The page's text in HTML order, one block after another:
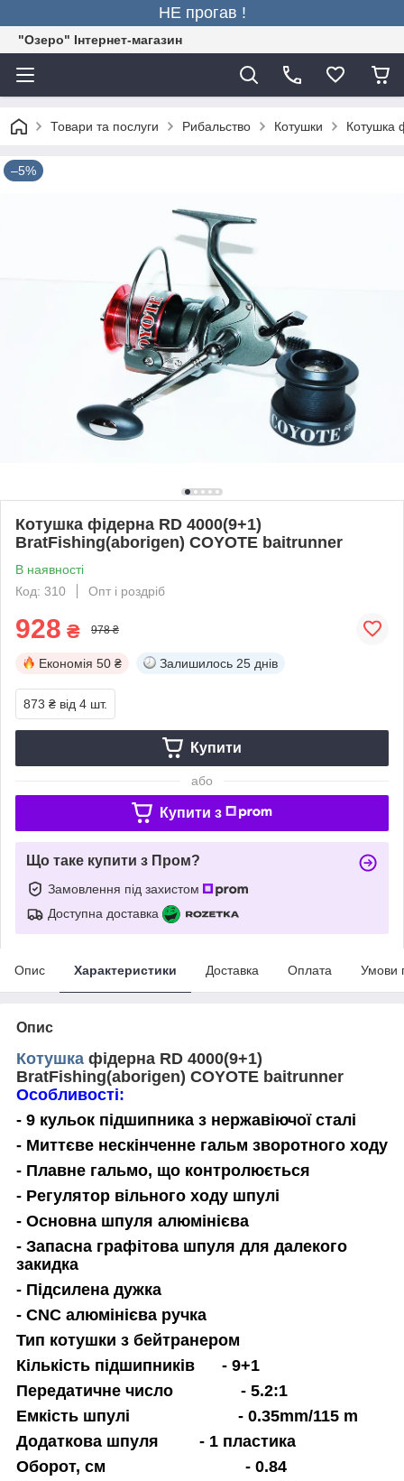
НЕ прогав !
"Озеро" Інтернет-магазин
Товари та послуги Рибальство Котушки Котушка
–5%
Котушка фідерна RD 4000(9+1)
BratFishing(aborigen) COYOTE baitrunner
В наявності
Код: 310
Опт і роздріб
928 ₴ 978 ₴
Економія 50 ₴ Залишилось 25 днів
873 ₴ від 4 шт.
Купити
або
Купити з
Що таке купити з Пром?
Замовлення під захистом
Доступна доставка
Опис Характеристики Доставка Оплата Умови
Опис
Котушка фідерна RD 4000(9+1)
BratFishing(aborigen) COYOTE baitrunner
Особливості:
- 9 кульок підшипника з нержавіючої сталі
- Миттєве нескінченне гальм зворотного ходу
- Плавне гальмо, що контролюється
- Регулятор вільного ходу шпулі
- Основна шпуля алюмінієва
- Запасна графітова шпуля для далекого
закидка
- Підсилена дужка
- CNC алюмінієва ручка
Тип котушки з бейтранером
Кількість підшипників - 9+1
Передатичне число - 5.2:1
Емкість шпулі - 0.35mm/115 m
Додаткова шпуля - 1 пластика
Оборот, см - 0.84